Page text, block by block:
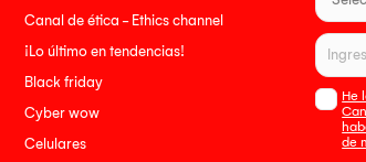
Canal de ética - Ethics channel
¡Lo último en tendencias!
Black friday
Cyber wow
Celulares
He
de